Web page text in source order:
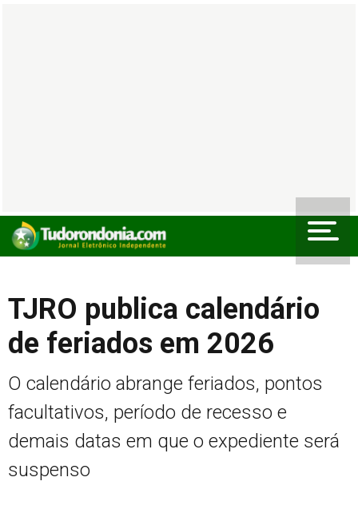
TJRO publica calendário
de feriados em 2026
O calendário abrange feriados, pontos
facultativos, período de recesso e
demais datas em que o expediente será
suspenso